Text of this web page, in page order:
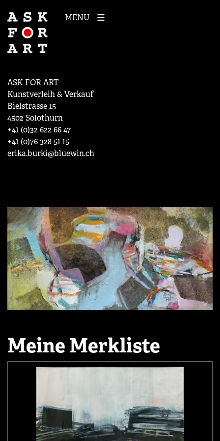
MENU
ASK FOR ART
Kunstverleih & Verkauf
Bielstrasse 15
4502 Solothurn
+41 (0)32 622 66 47
+41 (0)76 328 51 15
erika.burki@bluewin.ch
Meine Merkliste